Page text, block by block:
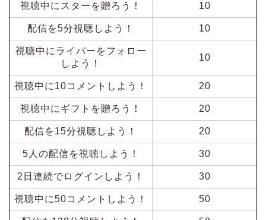
視聴中にスターを贈ろう！ 10
配信を5分視聴しよう！ 10
視聴中にライバーをフォロー
しよう！
10
視聴中に10コメントしよう！ 20
視聴中にギフトを贈ろう！ 20
配信を15分視聴しよう！ 20
5人の配信を視聴しよう！ 30
2日連続でログインしよう！ 30
視聴中に50コメントしよう！ 50